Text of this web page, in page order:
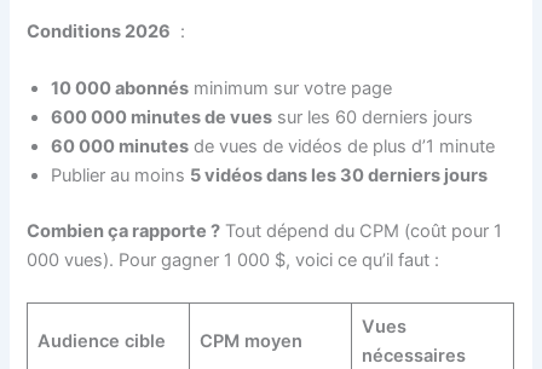
Conditions 2026 :
10 000 abonnés minimum sur votre page
600 000 minutes de vues sur les 60 derniers jours
60 000 minutes de vues de vidéos de plus d’1 minute
Publier au moins 5 vidéos dans les 30 derniers jours
Combien ça rapporte ? Tout dépend du CPM (coût pour 1
000 vues). Pour gagner 1 000 $, voici ce qu’il faut :
Audience cible CPM moyen
Vues
nécessaires